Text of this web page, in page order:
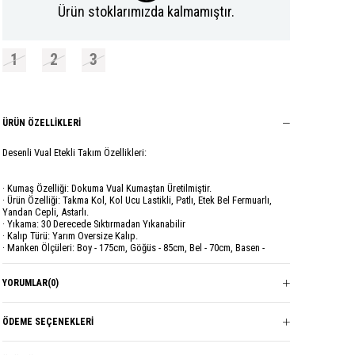
Ürün stoklarımızda kalmamıştır.
1 2 3
ÜRÜN ÖZELLIKLERI
Desenli Vual Etekli Takım Özellikleri:
· Kumaş Özelliği: Dokuma Vual Kumaştan Üretilmiştir.
· Ürün Özelliği: Takma Kol, Kol Ucu Lastikli, Patlı, Etek Bel Fermuarlı,
Yandan Cepli, Astarlı.
· Yıkama: 30 Derecede Sıktırmadan Yıkanabilir
· Kalıp Türü: Yarım Oversize Kalıp.
· Manken Ölçüleri: Boy - 175cm, Göğüs - 85cm, Bel - 70cm, Basen -
Göğüs - 56 cm.
Göğüs - 59 cm.
· 2 (40-42) Alt Beden: Boy - 93 cm, Bel - 38 cm.
· 3 (44-46) Üst Beden: Boy - 68 cm, Kol Boy - 46 cm, Etek - 67 cm,
YORUMLAR(0)
ÖDEME SEÇENEKLERI